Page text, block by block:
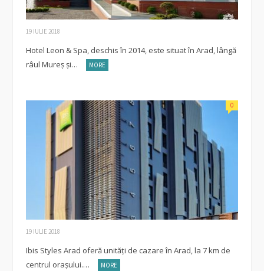
19 IULIE 2018
Hotel Leon & Spa, deschis în 2014, este situat în Arad, lângă
râul Mureș și…
MORE
19 IULIE 2018
0
Ibis Styles Arad oferă unităţi de cazare în Arad, la 7 km de
centrul orașului.…
MORE